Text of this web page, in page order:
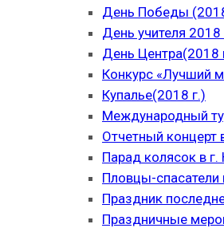
День Победы
День учителя 2018
День Центра(2018
Конкурс «Лучший
Купалье(2018 г.)
Международный
Отчетный
Парад колясок в
Пловцы-спасатели
Праздник
Праздничные